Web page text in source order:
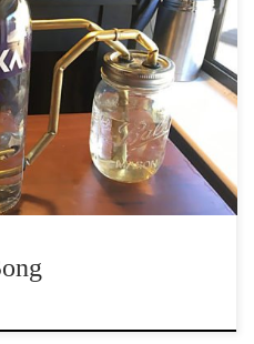
bong, że trudno jest je
jest kupić? Plastikowe?